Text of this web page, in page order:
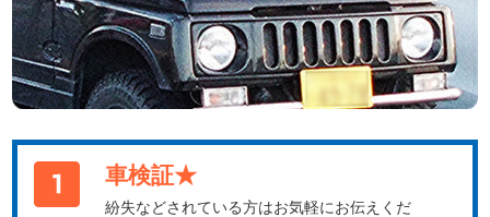
車検証★
紛失などされている方はお気軽にお伝えくだ